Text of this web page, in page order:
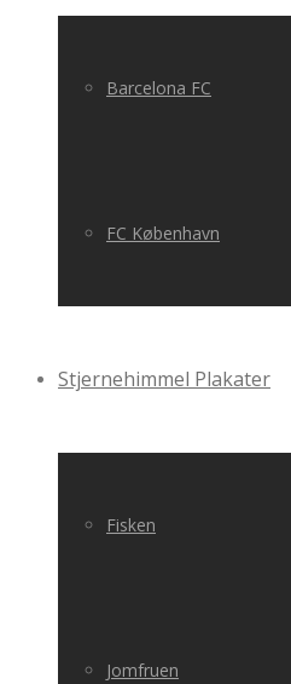
Barcelona FC
FC København
Stjernehimmel Plakater
Fisken
Jomfruen